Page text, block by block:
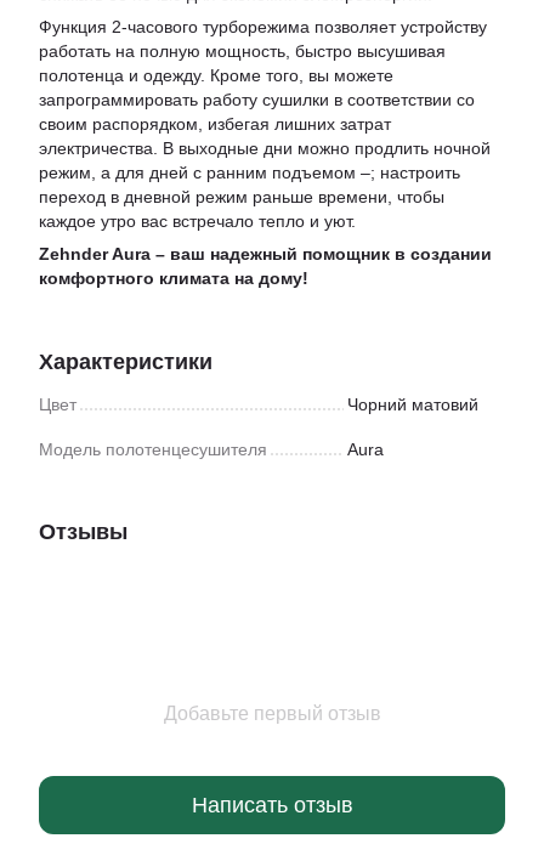
Функция 2-часового турборежима позволяет устройству
работать на полную мощность, быстро высушивая
полотенца и одежду. Кроме того, вы можете
запрограммировать работу сушилки в соответствии со
своим распорядком, избегая лишних затрат
электричества. В выходные дни можно продлить ночной
режим, а для дней с ранним подъемом –; настроить
переход в дневной режим раньше времени, чтобы
каждое утро вас встречало тепло и уют.
Zehnder Aura – ваш надежный помощник в создании
комфортного климата на дому!
Характеристики
Цвет Чорний матовий
Модель полотенцесушителя Aura
Отзывы
Добавьте первый отзыв
Написать отзыв